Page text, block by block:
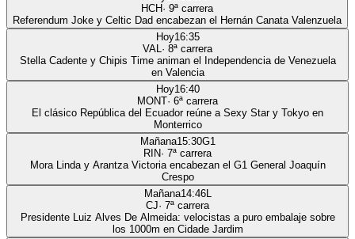
HCH· 9ª carrera
Referendum Joke y Celtic Dad encabezan el Hernán Canata Valenzuela
Hoy16:35
VAL· 8ª carrera
Stella Cadente y Chipis Time animan el Independencia de Venezuela
en Valencia
Hoy16:40
MONT· 6ª carrera
El clásico República del Ecuador reúne a Sexy Star y Tokyo en
Monterrico
Mañana15:30G1
RIN· 7ª carrera
Mora Linda y Arantza Victoria encabezan el G1 General Joaquín
Crespo
Mañana14:46L
CJ· 7ª carrera
Presidente Luiz Alves De Almeida: velocistas a puro embalaje sobre
los 1000m en Cidade Jardim